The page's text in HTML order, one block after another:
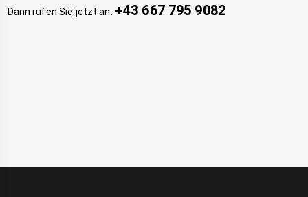
Dann rufen Sie jetzt an: +43 667 795 9082